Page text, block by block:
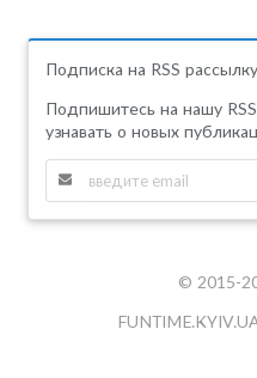
Подписка на RSS рассылку
Подпишитесь на нашу
узнавать о новых
© 2015-